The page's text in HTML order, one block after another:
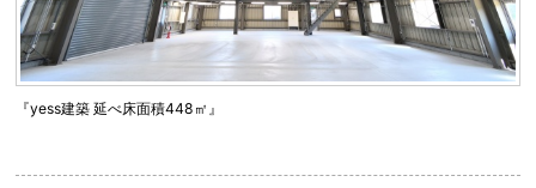
『yess建築 延べ床面積448㎡』